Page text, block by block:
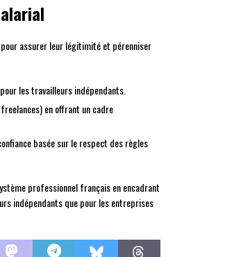
assurer leur légitimité et pérenniser
les travailleurs indépendants.
en offrant un cadre
basée sur le respect des règles
professionnel français en encadrant
indépendants que pour les entreprises